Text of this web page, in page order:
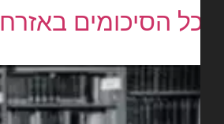
הסיכומים באזרחות